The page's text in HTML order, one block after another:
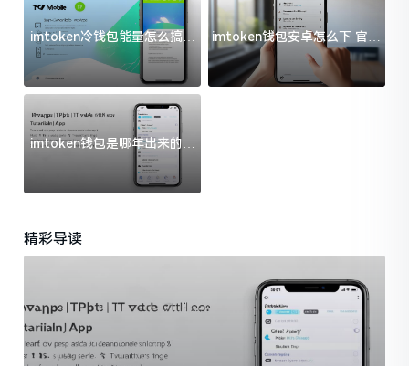
imtoken冷钱包能量怎么搞？
过来人告诉你门道
imtoken钱包安卓怎么下 官方
渠道避坑指南
imtoken钱包是哪年出来的？
一文给你说清楚
精彩导读